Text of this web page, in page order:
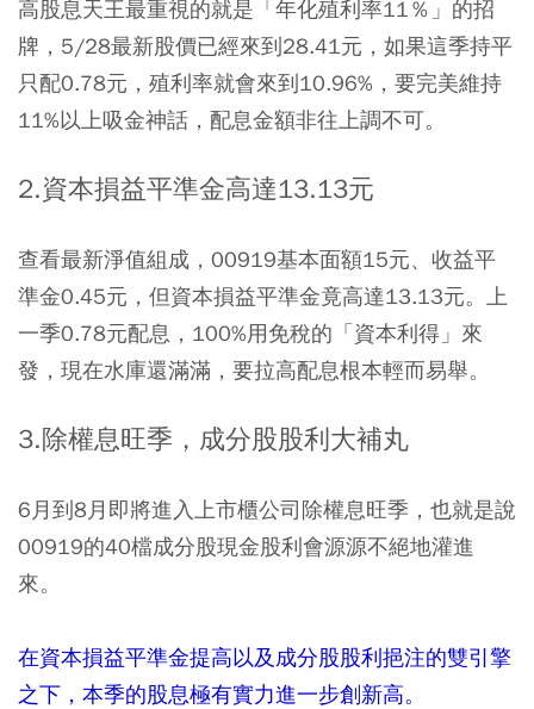
高股息天王最重視的就是「年化殖利率11％」的招
牌，5/28最新股價已經來到28.41元，如果這季持平
只配0.78元，殖利率就會來到10.96%，要完美維持
11%以上吸金神話，配息金額非往上調不可。
2.資本損益平準金高達13.13元
查看最新淨值組成，00919基本面額15元、收益平
準金0.45元，但資本損益平準金竟高達13.13元。上
一季0.78元配息，100%用免稅的「資本利得」來
發，現在水庫還滿滿，要拉高配息根本輕而易舉。
3.除權息旺季，成分股股利大補丸
6月到8月即將進入上市櫃公司除權息旺季，也就是說
00919的40檔成分股現金股利會源源不絕地灌進
來。
在資本損益平準金提高以及成分股股利挹注的雙引擎
之下，本季的股息極有實力進一步創新高。